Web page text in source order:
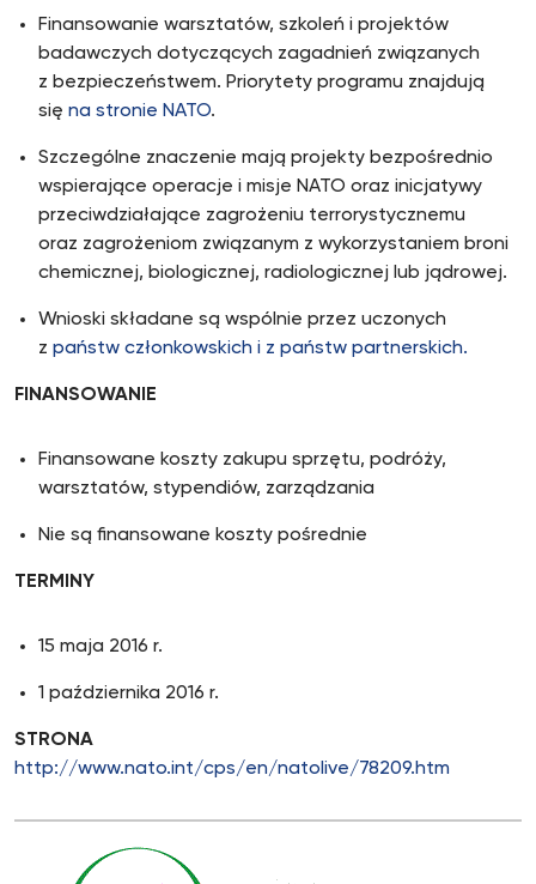
Finansowanie warsztatów, szkoleń i projektów
badawczych dotyczących zagadnień związanych
z bezpieczeństwem. Priorytety programu znajdują
się na stronie NATO.
Szczególne znaczenie mają projekty bezpośrednio
wspierające operacje i misje NATO oraz inicjatywy
przeciwdziałające zagrożeniu terrorystycznemu
oraz zagrożeniom związanym z wykorzystaniem broni
chemicznej, biologicznej, radiologicznej lub jądrowej.
Wnioski składane są wspólnie przez uczonych
z państw członkowskich i z państw partnerskich.
FINANSOWANIE
Finansowane koszty zakupu sprzętu, podróży,
warsztatów, stypendiów, zarządzania
Nie są finansowane koszty pośrednie
TERMINY
15 maja 2016 r.
1 października 2016 r.
STRONA
http://www.nato.int/cps/en/natolive/78209.htm